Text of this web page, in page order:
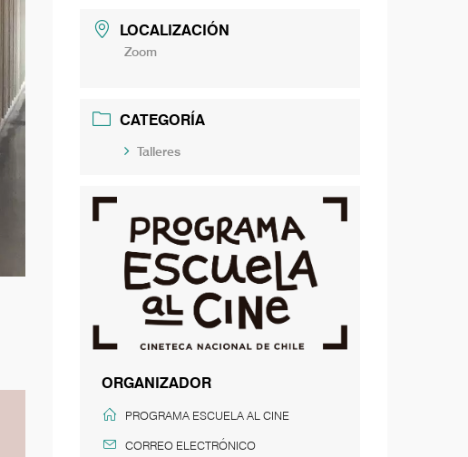
LOCALIZACIÓN
Zoom
CATEGORÍA
Talleres
ORGANIZADOR
PROGRAMA ESCUELA AL CINE
CORREO ELECTRÓNICO